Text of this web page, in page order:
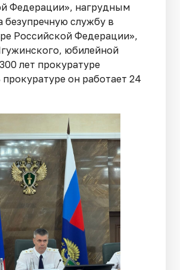
Федерации», нагрудным
безупречную службу в
Российской Федерации»,
юбилейной
лет прокуратуре
он работает 24